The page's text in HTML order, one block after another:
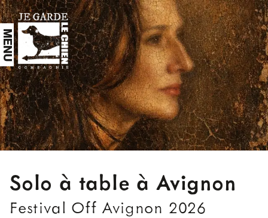
Aller au contenu principal
Solo à table à Avignon
Festival Off Avignon 2026